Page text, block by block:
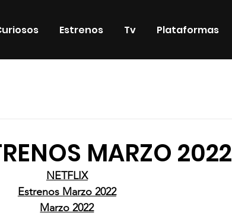
Estrenos Tv Plataformas
MARZO 2022
NETFLIX
Estrenos Marzo 2022
Marzo 2022